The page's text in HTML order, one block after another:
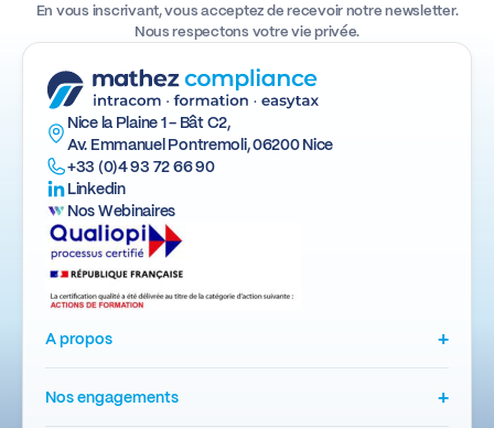
En vous inscrivant, vous acceptez de recevoir notre newsletter.
Nous respectons votre vie privée.
Nice la Plaine 1 - Bât C2,
Av. Emmanuel Pontremoli, 06200 Nice
+33 (0)4 93 72 66 90
Linkedin
Nos Webinaires
A propos +
Nos engagements +